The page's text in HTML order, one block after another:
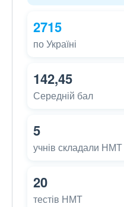
2715
по Україні
142,45
Середній бал
5
учнів складали НМТ
20
тестів НМТ